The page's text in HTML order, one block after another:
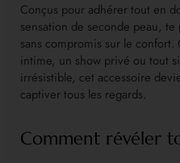
Conçus pour adhérer tout en
sensation de seconde peau,
sans compromis sur le
intime, un show privé ou tout
irrésistible, cet accessoire
captiver tous les regards.
Comment révéler